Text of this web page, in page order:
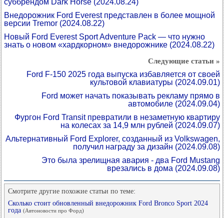
суббрендом Dark Horse (2024.08.24)
Внедорожник Ford Everest представлен в более мощной
версии Tremor (2024.08.22)
Новый Ford Everest Sport Adventure Pack — что нужно
знать о новом «хардкорном» внедорожнике (2024.08.22)
Следующие статьи »
Ford F-150 2025 года выпуска избавляется от своей
культовой клавиатуры (2024.09.01)
Ford может начать показывать рекламу прямо в
автомобиле (2024.09.04)
Фургон Ford Transit превратили в незаметную квартиру
на колесах за 14,9 млн рублей (2024.09.07)
Альтернативный Ford Explorer, созданный из Volkswagen,
получил награду за дизайн (2024.09.08)
Это была зрелищная авария - два Ford Mustang
врезались в дома (2024.09.08)
Смотрите другие похожие статьи по теме:
Сколько стоит обновленный внедорожник Ford Bronco Sport 2024
года (Автоновости про Форд)